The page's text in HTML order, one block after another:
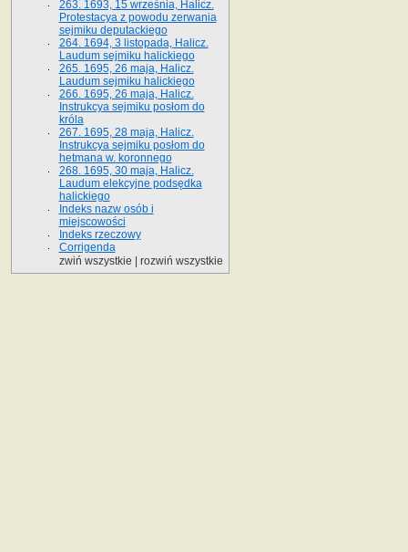
263. 1693, 15 września, Halicz.
Protestacya z powodu zerwania
sejmiku deputackiego
264. 1694, 3 listopada, Halicz.
Laudum sejmiku halickiego
265. 1695, 26 maja, Halicz.
Laudum sejmiku halickiego
266. 1695, 26 maja, Halicz.
Instrukcya sejmiku posłom do
króla
267. 1695, 28 maja, Halicz.
Instrukcya sejmiku posłom do
hetmana w. koronnego
268. 1695, 30 maja, Halicz.
Laudum elekcyjne podsędka
halickiego
Indeks nazw osób i
miejscowości
Indeks rzeczowy
Corrigenda
zwiń wszystkie
rozwiń wszystkie